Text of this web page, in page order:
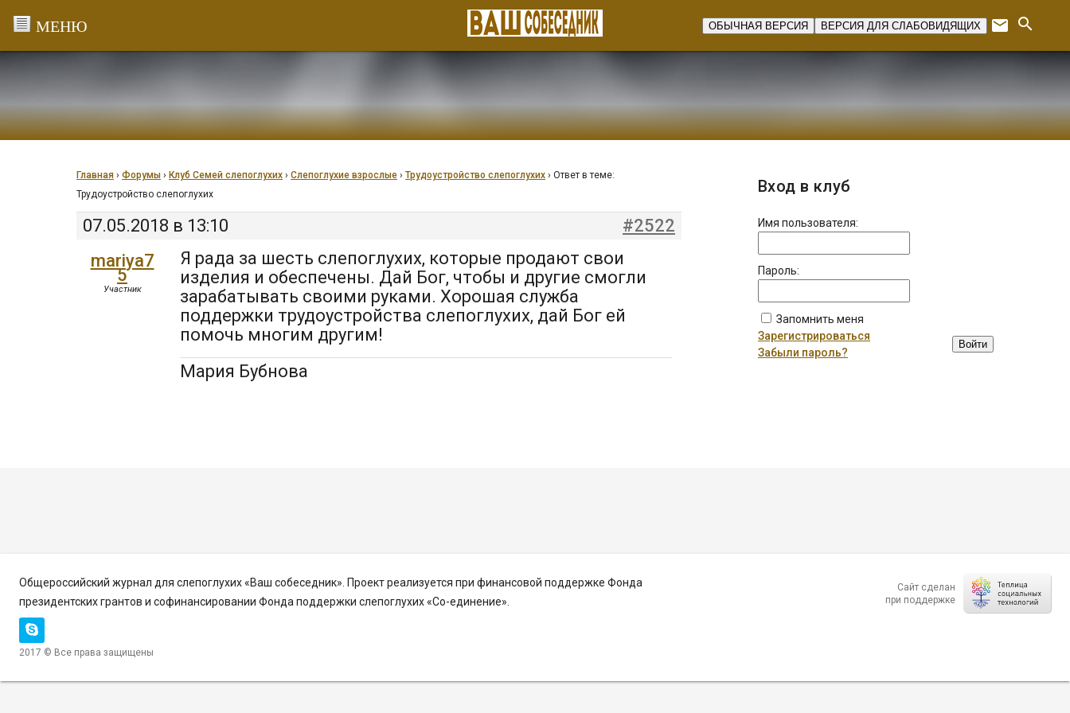
ОБЫЧНАЯ ВЕРСИЯ ВЕРСИЯ ДЛЯ СЛАБОВИДЯЩИХ email search
Главная › Форумы › Клуб Семей слепоглухих › Слепоглухие взрослые › Трудоустройство слепоглухих › Ответ в теме:
Трудоустройство слепоглухих
07.05.2018 в 13:10
#2522
mariya7
5
Участник
Я рада за шесть слепоглухих, которые продают свои
изделия и обеспечены. Дай Бог, чтобы и другие смогли
зарабатывать своими руками. Хорошая служба
поддержки трудоустройства слепоглухих, дай Бог ей
помочь многим другим!
Мария Бубнова
Вход в клуб
Имя пользователя:
Пароль:
Запомнить меня
Войти
Зарегистрироваться
Забыли пароль?
Общероссийский журнал для слепоглухих «Ваш собеседник». Проект реализуется при финансовой поддержке Фонда
президентских грантов и софинансировании Фонда поддержки слепоглухих «Со-единение».
2017 © Все права защищены
Сайт сделан
при поддержке